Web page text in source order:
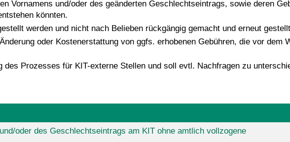
Vornamens und/oder des geänderten Geschlechtseintrags, sowie deren
könnten.
werden und nicht nach Belieben rückgängig gemacht und erneut
oder Kostenerstattung von ggfs. erhobenen Gebühren, die vor dem
des Prozesses für KIT-externe Stellen und soll evtl. Nachfragen zu
oder des Geschlechtseintrags am KIT ohne amtlich vollzogene